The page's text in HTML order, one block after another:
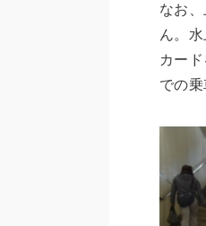
なお
ん。
カー
での